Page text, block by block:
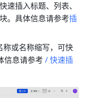
速插入标题、列表、
。具体信息请参考插
称或名称缩写，可快
信息请参考 / 快速插